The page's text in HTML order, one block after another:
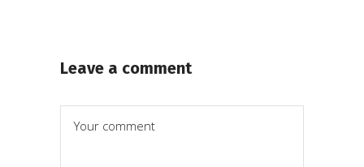
Leave a comment